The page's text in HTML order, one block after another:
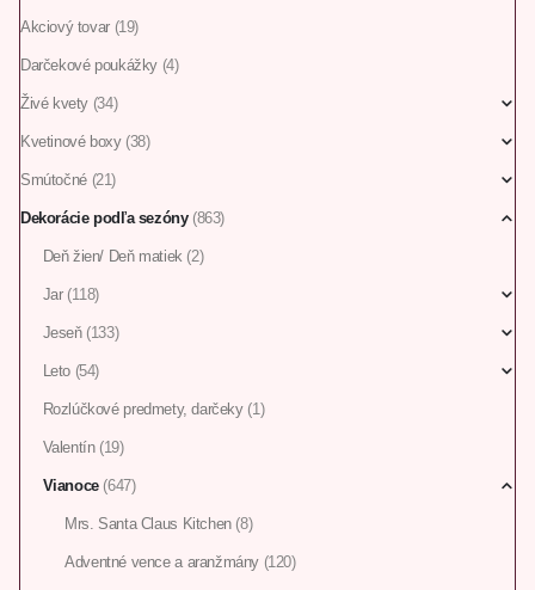
Akciový tovar (19)
Darčekové poukážky (4)
Živé kvety (34)
Kvetinové boxy (38)
Smútočné (21)
Dekorácie podľa sezóny (863)
Deň žien/ Deň matiek (2)
Jar (118)
Jeseň (133)
Leto (54)
Rozlúčkové predmety, darčeky (1)
Valentín (19)
Vianoce (647)
Mrs. Santa Claus Kitchen (8)
Adventné vence a aranžmány (120)